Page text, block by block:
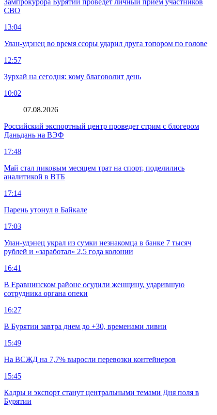
Зампрокурора Бурятии проведет личный прием участников
СВО
13:04
Улан-удэнец во время ссоры ударил друга топором по голове
12:57
Зурхай на сегодня: кому благоволит день
10:02
07.08.2026
Российский экспортный центр проведет стрим с блогером
Даньдань на ВЭФ
17:48
Май стал пиковым месяцем трат на спорт, поделились
аналитикой в ВТБ
17:14
Парень утонул в Байкале
17:03
Улан-удэнец украл из сумки незнакомца в банке 7 тысяч
рублей и «заработал» 2,5 года колонии
16:41
В Еравнинском районе осудили женщину, ударившую
сотрудника органа опеки
16:27
В Бурятии завтра днем до +30, временами ливни
15:49
На ВСЖД на 7,7% выросли перевозки контейнеров
15:45
Кадры и экспорт станут центральными темами Дня поля в
Бурятии